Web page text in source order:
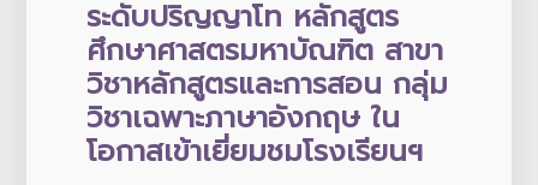
ระดับปริญญาโท หลักสูตร
ศึกษาศาสตรมหาบัณฑิต สาขา
วิชาหลักสูตรและการสอน กลุ่ม
วิชาเฉพาะภาษาอังกฤษ ใน
โอกาสเข้าเยี่ยมชมโรงเรียนฯ